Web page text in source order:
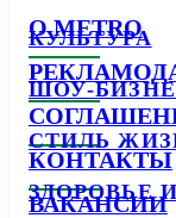
КУЛЬТУРА
ШОУ-
СТИЛЬ
ЗДОРОВЬЕ
О METRO
КОНТАКТЫ
ВАКАНСИИ